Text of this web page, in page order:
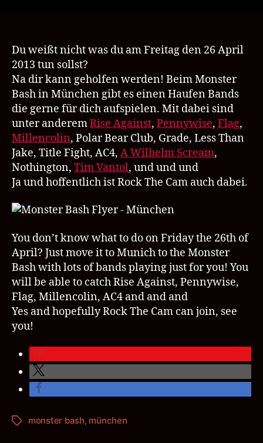
Du weißt nicht was du am Freitag den 26 April
2013 tun sollst?
Na dir kann geholfen werden! Beim Monster
Bash in München gibt es einen Haufen Bands
die gerne für dich aufspielen. Mit dabei sind
unter anderemRise Against, Pennywise, Flag,
Millencolin, Polar Bear Club, Grade, Less Than
Jake, Title Fight, AC4, A Wilhelm Scream,
Nothington, Tim Vantol, und und und
Ja und hoffentlich ist Rock The Cam auch dabei.
You don’t know what to do on Friday the 26th of
April? Just move it to Munich to the Monster
Bash with lots of bands playing just for you! You
will be able to catch Rise Against, Pennywise,
Flag, Millencolin, AC4 and and and
Yes and hopefully Rock The Cam can join, see
you!
Schlagwörter
monster bash, münchen